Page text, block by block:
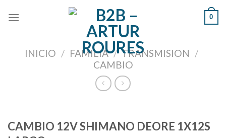
0
INICIO / FAMILIA / TRANSMISION /
CAMBIO
CAMBIO 12V SHIMANO DEORE 1X12S